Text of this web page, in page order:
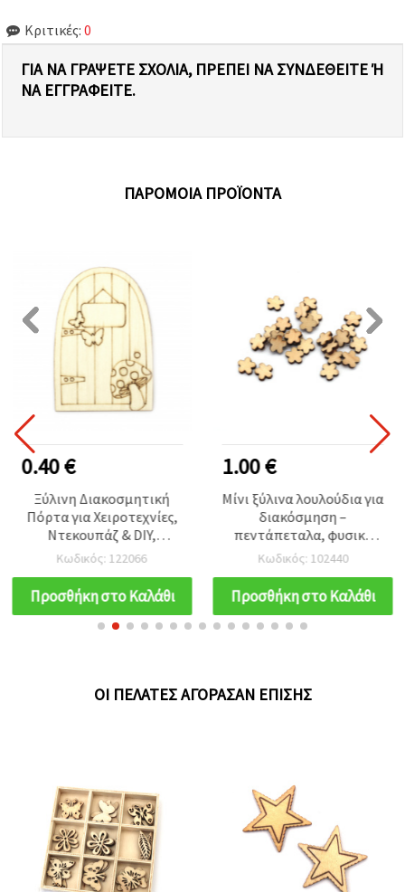
Κριτικές: 0
ΓΙΑ ΝΑ ΓΡΆΨΕΤΕ ΣΧΌΛΙΑ, ΠΡΈΠΕΙ ΝΑ ΣΥΝΔΕΘΕΊΤΕ Ή Ν
Α ΕΓΓΡΑΦΕΊΤΕ.
ΠΑΡΌΜΟΙΑ ΠΡΟΪΌΝΤΑ
0.40 €
Ξύλινη Διακοσμητική
Πόρτα για Χειροτεχνίες,
Ντεκουπάζ & DIY,
9,9x6,75x0,2 cm
Κωδικός: 122066
Προσθήκη στο Καλάθι
1.00 €
Μίνι ξύλινα λουλούδια για
διακόσμηση –
πεντάπεταλα, φυσικό
χρώμα, Ø 9,5 mm x 2 mm,
χωρίς οπή, περ. 30 τεμ.,
κομμένα με λέιζερ – για
σκραπμπούκινγκ, κάρτες
και χειροτεχνίες
Κωδικός: 102440
Προσθήκη στο Καλάθι
ΟΙ ΠΕΛΆΤΕΣ ΑΓΌΡΑΣΑΝ ΕΠΊΣΗΣ